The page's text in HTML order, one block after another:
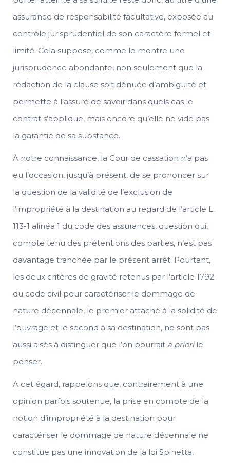
assurance de responsabilité facultative, exposée au
contrôle jurisprudentiel de son caractère formel et
limité. Cela suppose, comme le montre une
jurisprudence abondante, non seulement que la
rédaction de la clause soit dénuée d’ambiguïté et
permette à l’assuré de savoir dans quels cas le
contrat s’applique, mais encore qu’elle ne vide pas
la garantie de sa substance.
À notre connaissance, la Cour de cassation n’a pas
eu l’occasion, jusqu’à présent, de se prononcer sur
la question de la validité de l’exclusion de
l’impropriété à la destination au regard de l’article L.
113-1 alinéa 1 du code des assurances, question qui,
compte tenu des prétentions des parties, n’est pas
davantage tranchée par le présent arrêt. Pourtant,
les deux critères de gravité retenus par l’article 1792
du code civil pour caractériser le dommage de
nature décennale, le premier attaché à la solidité de
l’ouvrage et le second à sa destination, ne sont pas
aussi aisés à distinguer que l’on pourrait a priorile
penser.
A cet égard, rappelons que, contrairement à une
opinion parfois soutenue, la prise en compte de la
notion d’impropriété à la destination pour
caractériser le dommage de nature décennale ne
constitue pas une innovation de la loi Spinetta,